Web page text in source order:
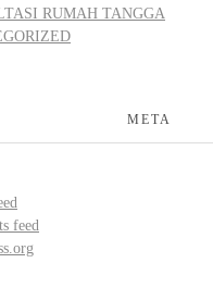
RUMAH TANGGA
META
feed